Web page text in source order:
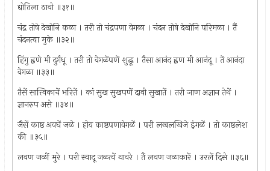
द्योतिला ठावो ॥३१॥
चंद्र तोषे देखोनि कळा । तरी तो चंद्रपणा वेगळा । चंदन तोषे देखोनि परिमळा । तैं
चंदनत्वा मुके ॥३२॥
हिंगु ह्नणे मी दुर्गंधू । तरी तो वेगळेंपणें शुद्धू । तैसा आनंद ह्नण मी आनंदू । तें आनंदा
वेगळा ॥३३॥
तैसें सात्त्विकाचें भरितें । कां सुख सुखपणें दावी सुखातें । तरी जाण अज्ञान तेथें ।
ज्ञानरुप असे ॥३४॥
जैसें काष्ठ अवघें जळे । होय काष्ठपणावेगळें । परी लखलखिजे इंगळें । तो काष्ठलेश
की ॥३५॥
लवण जळीं मुरे । परी स्वादू जळत्वें थावरे । तैं लवण जळाकारें । उरलें दिसे ॥३६॥